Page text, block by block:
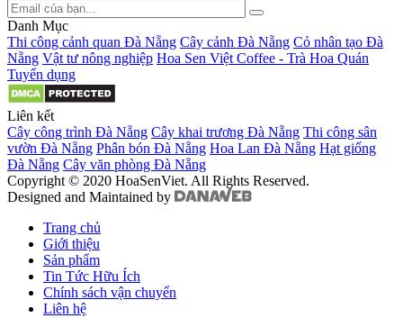
Danh Mục
Thi công cảnh quan Đà Nẵng Cây cảnh Đà Nẵng Cỏ nhân tạo Đà
Nẵng Vật tư nông nghiệp Hoa Sen Việt Coffee - Trà Hoa Quán
Tuyển dụng
Liên kết
Cây công trình Đà Nẵng Cây khai trương Đà Nẵng Thi công sân
vườn Đà Nẵng Phân bón Đà Nẵng Hoa Lan Đà Nẵng Hạt giống
Đà Nẵng Cây văn phòng Đà Nẵng
Copyright © 2020 HoaSenViet. All Rights Reserved.
Designed and Maintained by
Trang chủ
Giới thiệu
Sản phẩm
Tin Tức Hữu Ích
Chính sách vận chuyển
Liên hệ